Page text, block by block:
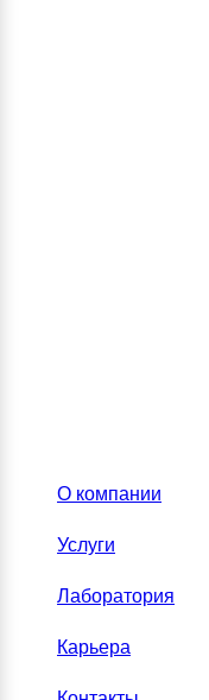
О компании
Услуги
Лаборатория
Карьера